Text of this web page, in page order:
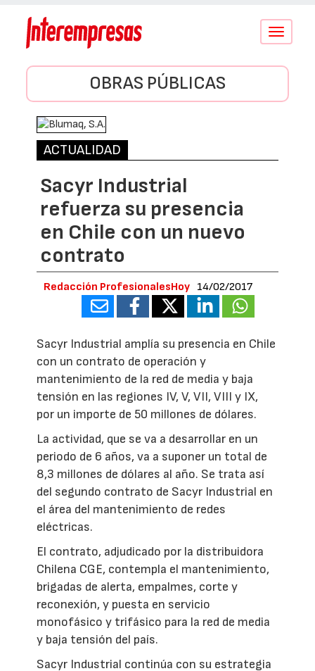
Conmutar
OBRAS PÚBLICAS
ACTUALIDAD
Sacyr Industrial
refuerza su presencia
en Chile con un nuevo
contrato
Redacción ProfesionalesHoy 14/02/2017
Sacyr Industrial amplía su presencia en Chile
con un contrato de operación y
mantenimiento de la red de media y baja
tensión en las regiones IV, V, VII, VIII y IX,
por un importe de 50 millones de dólares.
La actividad, que se va a desarrollar en un
periodo de 6 años, va a suponer un total de
8,3 millones de dólares al año. Se trata así
del segundo contrato de Sacyr Industrial en
el área del mantenimiento de redes
eléctricas.
El contrato, adjudicado por la distribuidora
Chilena CGE, contempla el mantenimiento,
brigadas de alerta, empalmes, corte y
reconexión, y puesta en servicio
monofásico y trifásico para la red de media
y baja tensión del país.
Sacyr Industrial continúa con su estrategia